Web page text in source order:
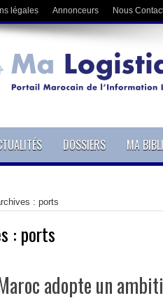
légales Annonceurs Nous
DOSSIERS MA
: ports
: ports
adopte un